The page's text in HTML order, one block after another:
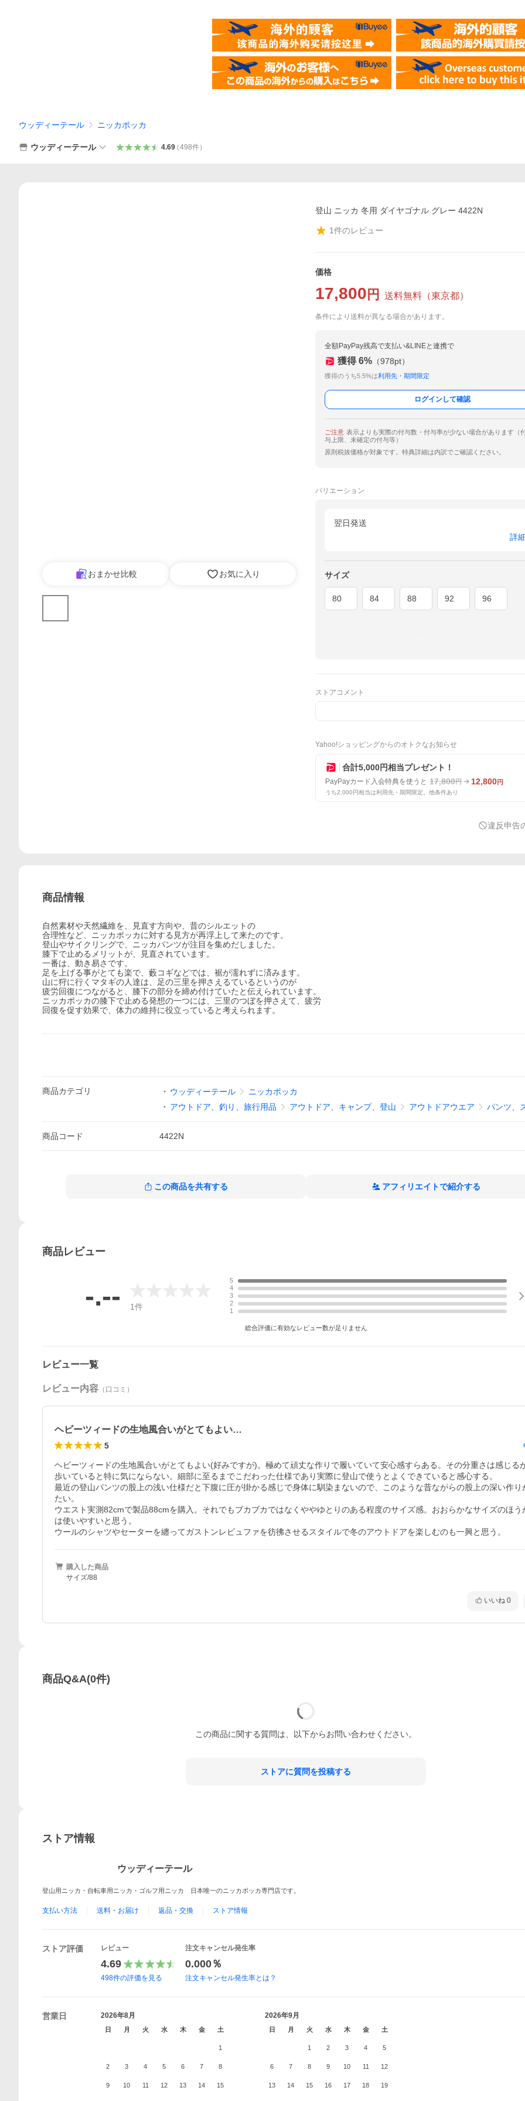
ウッディーテール ニッカポッカ
ウッディーテール 4.69（498件）
おまかせ比較 お気に入り
登山 ニッカ 冬用 ダイヤゴナル グレー 4422N
1件のレビュー
価格
17,800 円 送料無料 （東京都）
条件により送料が異なる場合があります。
全額PayPay残高で支払い&LINEと連携で
獲得 6% （978pt）
獲得のうち5.5%は利用先・期間限定
ログインして確認
ご注意 表示よりも実際の付与数・付与率が少ない場合があります（
与上限、未確定の付与等）
原則税抜価格が対象です。特典詳細は内訳でご確認ください。
バリエーション
翌日発送
詳
サイズ
80 84 88 92 96
ストアコメント
Yahoo!ショッピングからのオトクなお知らせ
合計5,000円相当プレゼント！
PayPayカード入会特典を使うと 17,800円 12,800円
うち2,000円相当は利用先・期間限定。他条件あり
違反申告
商品情報
自然素材や天然繊維を、見直す方向や、昔のシルエットの
合理性など、ニッカポッカに対する見方が再浮上して来たのです。
登山やサイクリングで、ニッカパンツが注目を集めだしました。
膝下で止めるメリットが、見直されています。
一番は、動き易さです。
足を上げる事がとても楽で、藪コギなどでは、裾が濡れずに済みます。
山に狩に行くマタギの人達は、足の三里を押さえるているというのが
疲労回復につながると、膝下の部分を締め付けていたと伝えられています。
ニッカポッカの膝下で止める発想の一つには、三里のつぼを押さえて、疲労
回復を促す効果で、体力の維持に役立っていると考えられます。
商品カテゴリ ウッディーテール
ニッカポッカ
アウトドア、釣り、旅行用品
アウトドア、キャンプ、登山 アウトドアウエア パンツ、
商品コード 4422N
この商品を共有する アフィリエイトで紹介する
商品レビュー
-.-- 1件
5
4
3
2
1
総合評価に有効なレビュー数が足りません
レビュー一覧
レビュー内容 （口コミ）
ヘビーツィードの生地風合いがとてもよい…
5
ヘビーツィードの生地風合いがとてもよい(好みですが)。極めて頑丈な作りで履いていて安心感すらある。その分重さは感じる
歩いていると特に気にならない。細部に至るまでこだわった仕様であり実際に登山で使うとよくできていると感心する。
最近の登山パンツの股上の浅い仕様だと下腹に圧が掛かる感じで身体に馴染まないので、このような昔ながらの股上の深い作り
たい。
ウエスト実測82cmで製品88cmを購入。それでもブカブカではなくややゆとりのある程度のサイズ感。おおらかなサイズのほう
は使いやすいと思う。
ウールのシャツやセーターを纏ってガストンレビュファを彷彿させるスタイルで冬のアウトドアを楽しむのも一興と思う。
購入した商品
サイズ/88
いいね 0
商品Q&A(0件)
この商品に関する質問は、以下からお問い合わせください。
ストアに質問を投稿する
ストア情報
ウッディーテール
登山用ニッカ・自転車用ニッカ・ゴルフ用ニッカ 日本唯一のニッカポッカ専門店です。
支払い方法 送料・お届け 返品・交換 ストア情報
ストア評価 レビュー
4.69
498件の評価を見る
注文キャンセル発生率
0.000％
注文キャンセル発生率とは？
営業日 2026年8月
日 月 火 水 木 金 土
1
2 3 4 5 6 7 8
9 10 11 12 13 14 15
2026年9月
日 月 火 水 木 金 土
1 2 3 4 5
6 7 8 9 10 11 12
13 14 15 16 17 18 19